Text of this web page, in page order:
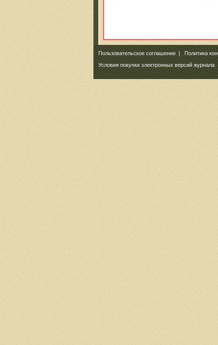
Пользовательское соглашение|Политика
Условия покупки электронных версий журнала